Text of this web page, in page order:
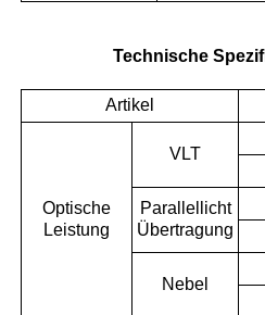
Technische
Artikel
Optische
Leistung
VLT
Parallellicht
Übertragung
Nebel